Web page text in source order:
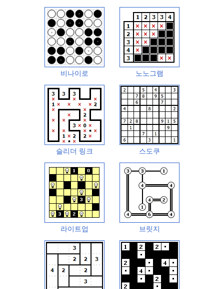
비나이로 노노그램
슬리더 링크 스도쿠
라이트업 브릿지